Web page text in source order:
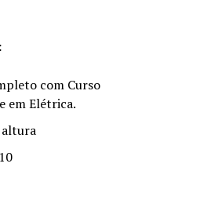
com Curso
em Elétrica.